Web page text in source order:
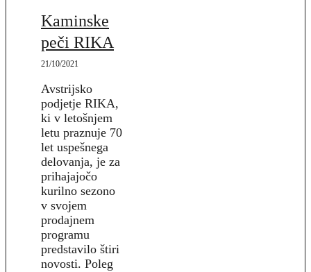
Kaminske
peči RIKA
21/10/2021
Avstrijsko
podjetje RIKA,
ki v letošnjem
letu praznuje 70
let uspešnega
delovanja, je za
prihajajočo
kurilno sezono
v svojem
prodajnem
programu
predstavilo štiri
novosti. Poleg